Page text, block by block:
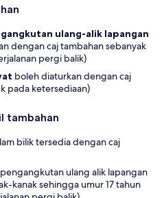
ulang-alik lapangan
dengan caj tambahan sebanyak
pergi balik)
boleh diaturkan dengan caj
pada ketersediaan)
tambahan
bilik tersedia dengan caj
ulang alik lapangan
kanak sehingga umur 17 tahun